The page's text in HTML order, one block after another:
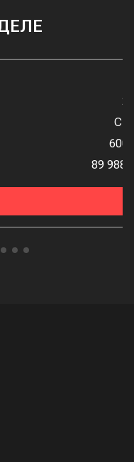
25
Ст3
6000
89 988 ₽